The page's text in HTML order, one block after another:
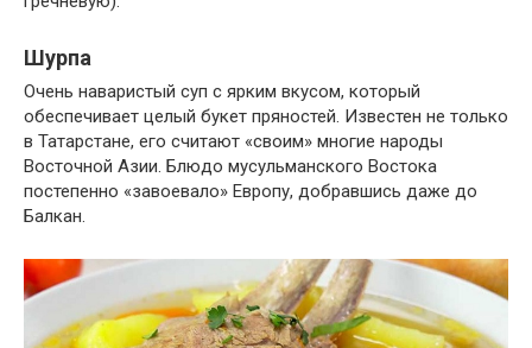
Шурпа
Очень наваристый суп с ярким вкусом, который
обеспечивает целый букет пряностей. Известен не только
в Татарстане, его считают «своим» многие народы
Восточной Азии. Блюдо мусульманского Востока
постепенно «завоевало» Европу, добравшись даже до
Балкан.